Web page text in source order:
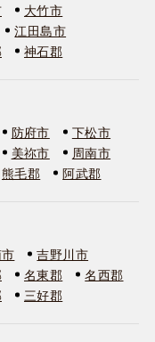
大竹市
江田島市
神石郡
防府市
下松市
美祢市
周南市
熊毛郡 阿武郡
吉野川市
名東郡
名西郡
三好郡